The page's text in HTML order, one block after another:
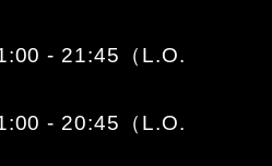
- 21:45（L.O.
- 20:45（L.O.